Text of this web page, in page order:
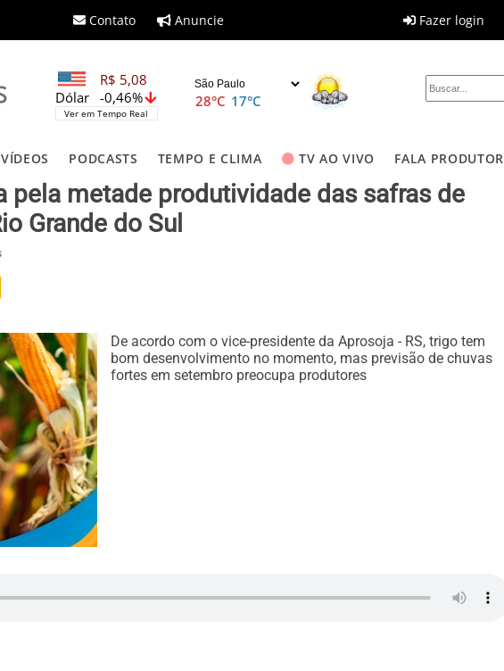
Contato Anuncie Fazer login
R$ 5,08
-0,46%
Dólar
Ver em Tempo Real
28°C 17°C
VÍDEOS PODCASTS TEMPO E CLIMA TV AO VIVO FALA PRODUTOR
pela metade produtividade das safras de
Grande do Sul
De acordo com o vice-presidente da Aprosoja - RS, trigo tem
bom desenvolvimento no momento, mas previsão de chuvas
fortes em setembro preocupa produtores